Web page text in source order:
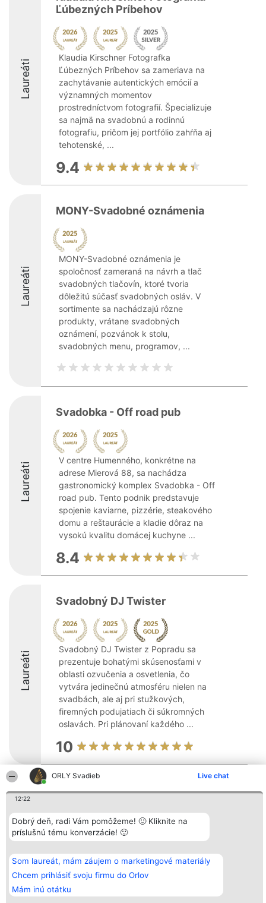
ORLY Svadieb Live chat
12:22
Dobrý deň, radi Vám pomôžeme! 🙂 Kliknite na
príslušnú tému konverzácie! 🙂
Som laureát, mám záujem o marketingové materiály
Chcem prihlásiť svoju firmu do Orlov
Mám inú otátku
Laureáti
Ľúbezných Príbehov
Klaudia Kirschner Fotografka
Ľúbezných Príbehov sa zameriava na
zachytávanie autentických emócií a
významných momentov
prostredníctvom fotografií. Špecializuje
sa najmä na svadobnú a rodinnú
fotografiu, pričom jej portfólio zahŕňa aj
tehotenské, ...
9.4
Laureáti
MONY-Svadobné oznámenia
MONY-Svadobné oznámenia je
spoločnosť zameraná na návrh a tlač
svadobných tlačovín, ktoré tvoria
dôležitú súčasť svadobných osláv. V
sortimente sa nachádzajú rôzne
produkty, vrátane svadobných
oznámení, pozvánok k stolu,
svadobných menu, programov, ...
Laureáti
Svadobka - Off road pub
V centre Humenného, konkrétne na
adrese Mierová 88, sa nachádza
gastronomický komplex Svadobka - Off
road pub. Tento podnik predstavuje
spojenie kaviarne, pizzérie, steakového
domu a reštaurácie a kladie dôraz na
vysokú kvalitu domácej kuchyne ...
8.4
Laureáti
Svadobný DJ Twister
Svadobný DJ Twister z Popradu sa
prezentuje bohatými skúsenosťami v
oblasti ozvučenia a osvetlenia, čo
vytvára jedinečnú atmosféru nielen na
svadbách, ale aj pri stužkových,
firemných podujatiach či súkromných
oslavách. Pri plánovaní každého ...
10
Bright Side Solutions sp. z o.
ul. Ruska 22
Wrocław 50-079
KRS 0000749100 | Regon
381313360 | NIP 8943132676
wszystkich
Laureatów
Podmienky
Obchodné
Zásady
osobných